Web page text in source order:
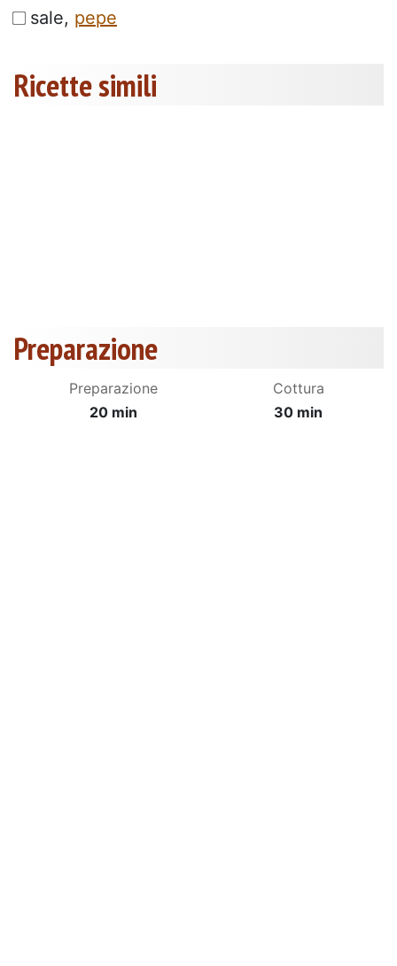
sale, pepe
Ricette simili
Preparazione
Preparazione
20 min
Cottura
30 min